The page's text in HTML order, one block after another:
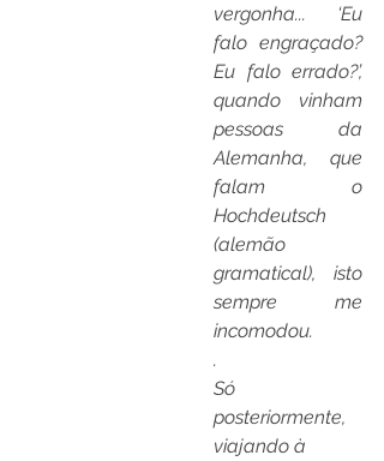
vergonha... ‘Eu
falo engraçado?
Eu falo errado?’,
quando vinham
pessoas da
Alemanha, que
falam o
Hochdeutsch
(alemão
gramatical), isto
sempre me
incomodou.
.
Só
posteriormente,
viajando à